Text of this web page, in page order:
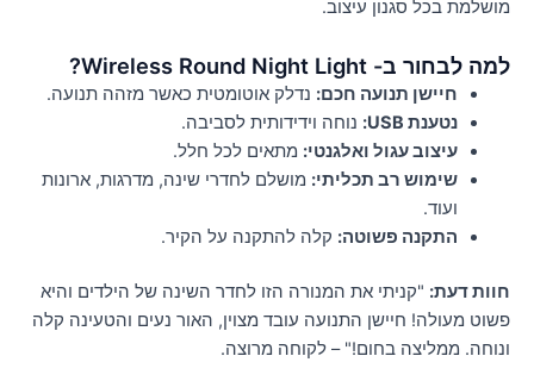
מושלמת בכל סגנון עיצוב.
למה לבחור ב- Wireless Round Night Light?
חיישן תנועה חכם: נדלק אוטומטית כאשר מזהה תנועה.
נטענת USB:
נוחה וידידותית לסביבה.
עיצוב עגול ואלגנטי: מתאים לכל חלל.
שימוש רב תכליתי: מושלם לחדרי שינה, מדרגות, ארונות
ועוד.
התקנה פשוטה: קלה להתקנה על הקיר.
חוות דעת: "קניתי את המנורה הזו לחדר השינה של הילדים והיא
פשוט מעולה! חיישן התנועה עובד מצוין, האור נעים והטעינה קלה
ונוחה. ממליצה בחום!" – לקוחה מרוצה.